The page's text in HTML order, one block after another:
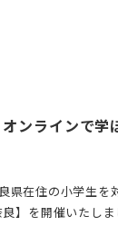
オンラインで
県在住の小学生を
】を開催いたしま